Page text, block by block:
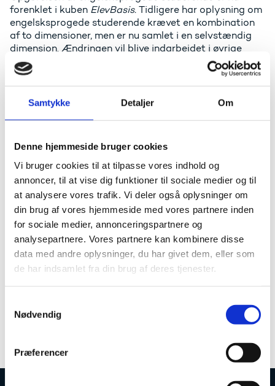
Samtykke Detaljer Om
Denne hjemmeside bruger cookies
Vi bruger cookies til at tilpasse vores indhold og
annoncer, til at vise dig funktioner til sociale medier og til
at analysere vores trafik. Vi deler også oplysninger om
din brug af vores hjemmeside med vores partnere inden
for sociale medier, annonceringspartnere og
analysepartnere. Vores partnere kan kombinere disse
data med andre oplysninger, du har givet dem, eller som
de har indsamlet fra din brug af deres tjenester.
Nødvendig
Præferencer
forenklet i kuben ElevBasis. Tidligere har oplysning om
engelsksprogede studerende krævet en kombination
af to dimensioner, men er nu samlet i en selvstændig
dimension. Ændringen vil blive indarbejdet i øvrige
relevante kuber i forbindelsen med de almindelige
opdateringer.
Der findes fortsat information om internationale
studerende, men attribut-navnet er ændret, så vær
opmærksom på at opdatere tidligere udarbejdede
internationale studerende fremgår af fanebladet "Om
data".
De nævnte ændringer vil blive indarbejdet i andre
relevante kuber i forbindelsen med de almindelige
opdateringer.
Tirsdag d. 14. september kl. 13-14 afholdes en online
workshop om tid til første job (kubenElevFørsteJob),
der belyser, hvor lang tid der går, fra de studerende er
fuldført, og til de har deres første fuldtidsjob.
senest torsdag d.
9. september.